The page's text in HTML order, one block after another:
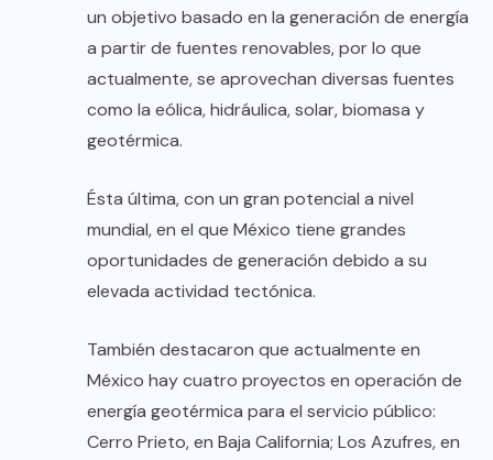
un objetivo basado en la generación de energía
a partir de fuentes renovables, por lo que
actualmente, se aprovechan diversas fuentes
como la eólica, hidráulica, solar, biomasa y
geotérmica.
Ésta última, con un gran potencial a nivel
mundial, en el que México tiene grandes
oportunidades de generación debido a su
elevada actividad tectónica.
También destacaron que actualmente en
México hay cuatro proyectos en operación de
energía geotérmica para el servicio público:
Cerro Prieto, en Baja California; Los Azufres, en